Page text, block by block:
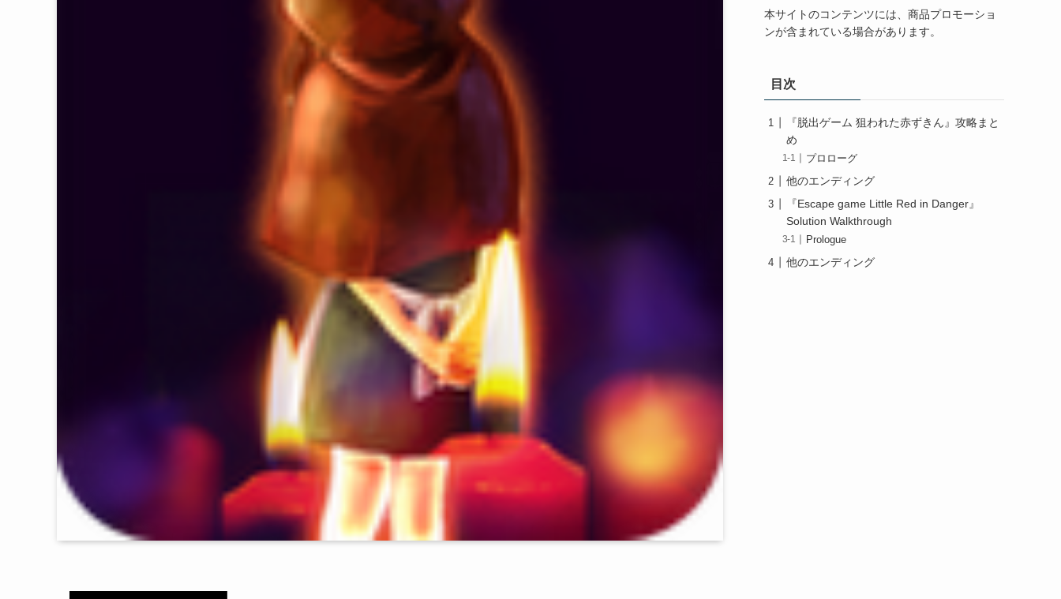
本サイトのコンテンツには、商品プロモーショ
ンが含まれている場合があります。
目次
『脱出ゲーム 狙われた赤ずきん』攻略まと
め
プロローグ
他のエンディング
『Escape game Little Red in Danger』
Solution Walkthrough
Prologue
他のエンディング